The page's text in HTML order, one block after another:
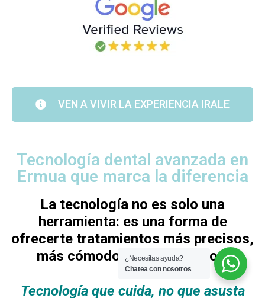
VEN A VIVIR LA EXPERIENCIA IRALE
Tecnología dental avanzada en
Ermua que marca la diferencia
La tecnología no es solo una
herramienta: es una forma de
ofrecerte tratamientos más precisos,
más cómodos y más seguros.
Tecnología que cuida, no que asusta
¿Necesitas ayuda?
Chatea con nosotros